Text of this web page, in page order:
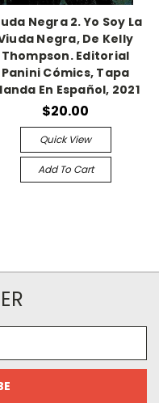
Negra 2. Yo Soy La
Negra, De Kelly
Thompson. Editorial
Panini Cómics, Tapa
En Español, 2021
$20.00
Quick View
Add To Cart